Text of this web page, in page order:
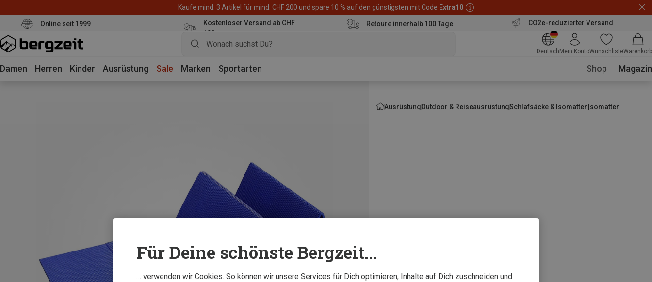
Kaufe mind. 3 Artikel für mind. CHF 200 und spare 10 % auf den günstigsten mit Code Extra10
Online seit 1999
Kostenloser Versand ab CHF
100
Retoure innerhalb 100 Tage CO2e-reduzierter Versand
Deutsch Mein KontoWunschlisteWarenkorb
Damen Herren Kinder Ausrüstung Sale Marken Sportarten Shop Magazin
AusrüstungOutdoor & ReiseausrüstungSchlafsäcke & IsomattenIsomatten
Für Deine schönste Bergzeit...
… verwenden wir Cookies. So können wir unsere Services für Dich optimieren, Inhalte auf Dich zuschneiden und